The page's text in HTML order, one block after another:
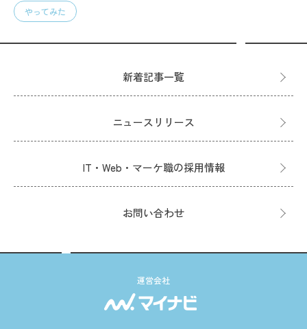
やってみた
新着記事一覧
ニュースリリース
IT・Web・マーケ職の採用情報
お問い合わせ
運営会社